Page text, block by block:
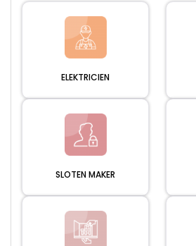
ELEKTRICIEN
SLOTEN MAKER